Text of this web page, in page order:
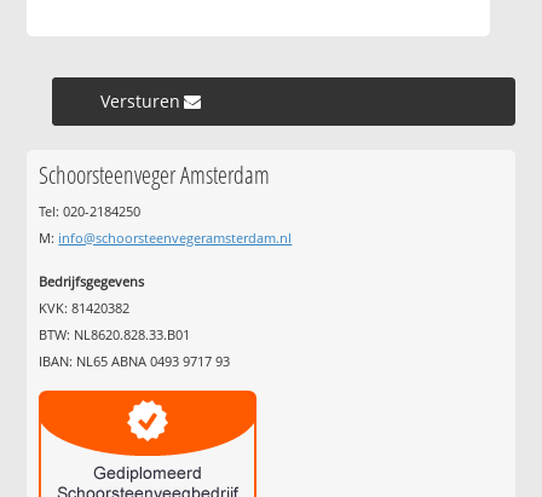
Versturen »
Schoorsteenveger Amsterdam
Tel: 020-2184250
M: info@schoorsteenvegeramsterdam.nl
Bedrijfsgegevens
KVK: 81420382
BTW: NL8620.828.33.B01
IBAN: NL65 ABNA 0493 9717 93